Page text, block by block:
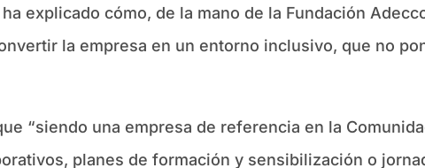
explicado cómo, de la mano de la Fundación
la empresa en un entorno inclusivo, que no
“siendo una empresa de referencia en la
planes de formación y sensibilización o